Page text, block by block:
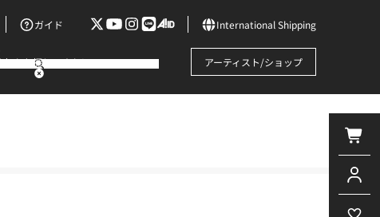
ガイド International Shipping
何かお探しですか? アーティスト/ショップ